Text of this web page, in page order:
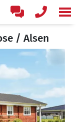
/ Alsen